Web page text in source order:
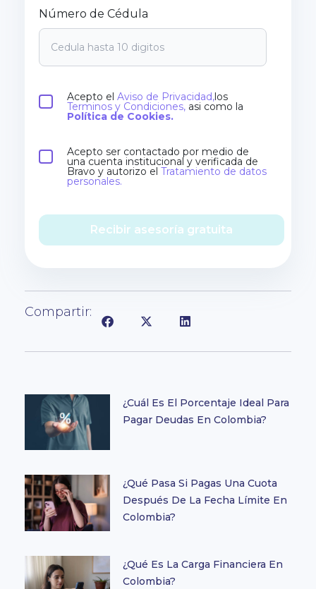
Número de Cédula
Acepto el Aviso de Privacidad,los
Terminos y Condiciones, asi como la
Política de Cookies.
Acepto ser contactado por medio de
una cuenta institucional y verificada de
Bravo y autorizo el Tratamiento de datos
personales.
Recibir asesoría gratuita
Compartir:
¿Cuál Es El Porcentaje Ideal Para
Pagar Deudas En Colombia?
¿Qué Pasa Si Pagas Una Cuota
Después De La Fecha Límite En
Colombia?
¿Qué Es La Carga Financiera En
Colombia?